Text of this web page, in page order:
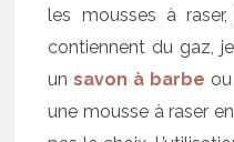
les mousses à raser,
contiennent du gaz,
unsavon à barbe
une mousse à raser